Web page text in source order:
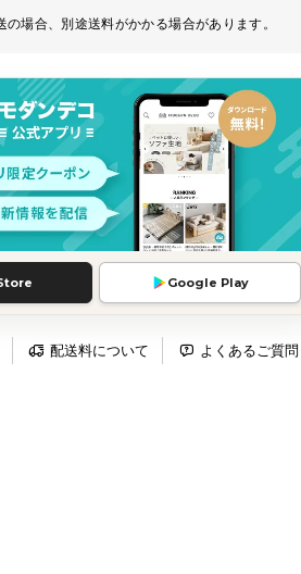
の場合、別途送料がかかる場合があります。
Google Play
配送料について よくあるご質問